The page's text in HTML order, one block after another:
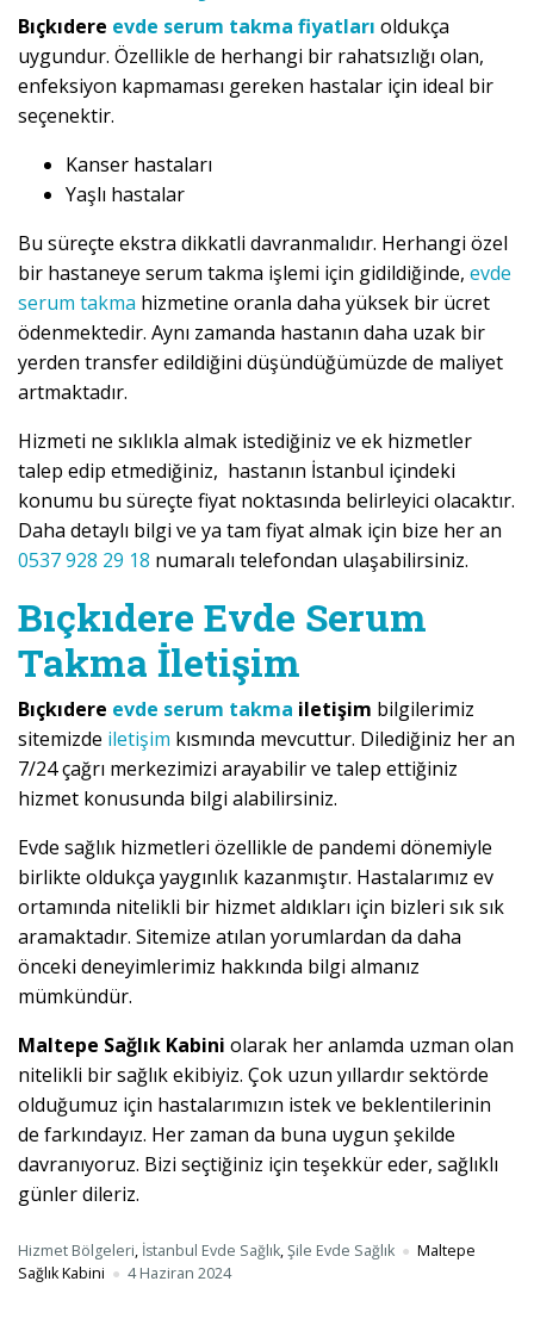
Bıçkıdere evde serum takma fiyatları oldukça
uygundur. Özellikle de herhangi bir rahatsızlığı olan,
enfeksiyon kapmaması gereken hastalar için ideal bir
seçenektir.
Kanser hastaları
Yaşlı hastalar
Bu süreçte ekstra dikkatli davranmalıdır. Herhangi özel
bir hastaneye serum takma işlemi için gidildiğinde, evde
serum takma hizmetine oranla daha yüksek bir ücret
ödenmektedir. Aynı zamanda hastanın daha uzak bir
yerden transfer edildiğini düşündüğümüzde de maliyet
artmaktadır.
Hizmeti ne sıklıkla almak istediğiniz ve ek hizmetler
talep edip etmediğiniz, hastanın İstanbul içindeki
konumu bu süreçte fiyat noktasında belirleyici olacaktır.
Daha detaylı bilgi ve ya tam fiyat almak için bize her an
0537 928 29 18 numaralı telefondan ulaşabilirsiniz.
Bıçkıdere Evde Serum
Takma İletişim
Bıçkıdere evde serum takma iletişim bilgilerimiz
sitemizde iletişim kısmında mevcuttur. Dilediğiniz her an
7/24 çağrı merkezimizi arayabilir ve talep ettiğiniz
hizmet konusunda bilgi alabilirsiniz.
Evde sağlık hizmetleri özellikle de pandemi dönemiyle
birlikte oldukça yaygınlık kazanmıştır. Hastalarımız ev
ortamında nitelikli bir hizmet aldıkları için bizleri sık sık
aramaktadır. Sitemize atılan yorumlardan da daha
önceki deneyimlerimiz hakkında bilgi almanız
mümkündür.
Maltepe Sağlık Kabini olarak her anlamda uzman olan
nitelikli bir sağlık ekibiyiz. Çok uzun yıllardır sektörde
olduğumuz için hastalarımızın istek ve beklentilerinin
de farkındayız. Her zaman da buna uygun şekilde
davranıyoruz. Bizi seçtiğiniz için teşekkür eder, sağlıklı
günler dileriz.
Hizmet Bölgeleri, İstanbul Evde Sağlık,Şile Evde Sağlık
Maltepe
Sağlık Kabini
4 Haziran 2024